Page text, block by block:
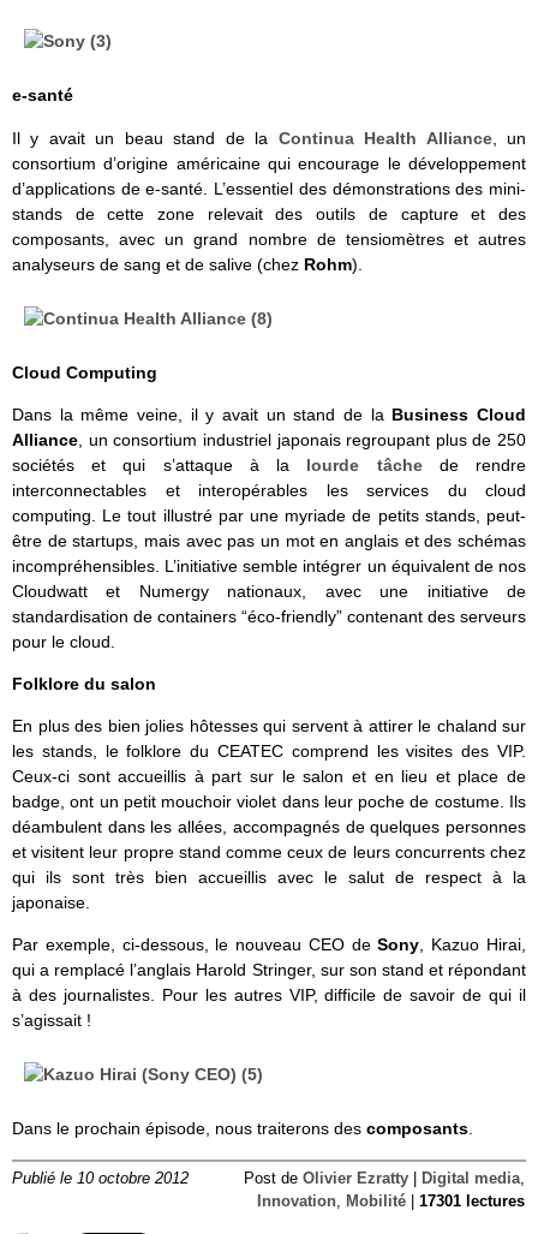
e-santé
Il y avait un beau stand de la Continua Health Alliance, un
consortium d’origine américaine qui encourage le développement
d’applications de e-santé. L’essentiel des démonstrations des mini-
stands de cette zone relevait des outils de capture et des
composants, avec un grand nombre de tensiomètres et autres
analyseurs de sang et de salive (chez Rohm).
Cloud Computing
Dans la même veine, il y avait un stand de la Business Cloud
Alliance , un consortium industriel japonais regroupant plus de 250
sociétés et qui s’attaque à la lourde tâchede rendre
interconnectables et interopérables les services du cloud
computing. Le tout illustré par une myriade de petits stands, peut-
être de startups, mais avec pas un mot en anglais et des schémas
incompréhensibles. L’initiative semble intégrer un équivalent de nos
Cloudwatt et Numergy nationaux, avec une initiative de
standardisation de containers “éco-friendly” contenant des serveurs
pour le cloud.
Folklore du salon
En plus des bien jolies hôtesses qui servent à attirer le chaland sur
les stands, le folklore du CEATEC comprend les visites des VIP.
Ceux-ci sont accueillis à part sur le salon et en lieu et place de
badge, ont un petit mouchoir violet dans leur poche de costume. Ils
déambulent dans les allées, accompagnés de quelques personnes
et visitent leur propre stand comme ceux de leurs concurrents chez
qui ils sont très bien accueillis avec le salut de respect à la
japonaise.
Par exemple, ci-dessous, le nouveau CEO deSony , Kazuo Hirai,
qui a remplacé l’anglais Harold Stringer, sur son stand et répondant
à des journalistes. Pour les autres VIP, difficile de savoir de qui il
s’agissait !
Dans le prochain épisode, nous traiterons des composants
Publié le 10 octobre 2012 Post de Olivier Ezratty Digital media,
Innovation, Mobilité 17301 lectures